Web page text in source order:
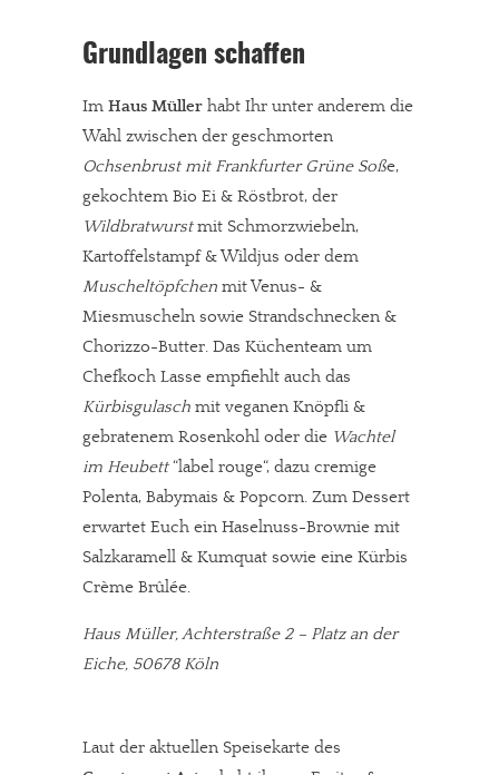
Grundlagen schaffen
Im Haus Müller habt Ihr unter anderem die
Wahl zwischen der geschmorten
Ochsenbrust mit Frankfurter Grüne Soße,
gekochtem Bio Ei & Röstbrot, der
Wildbratwurstmit Schmorzwiebeln,
Kartoffelstampf & Wildjus oder dem
Muscheltöpfchen mit Venus- &
Miesmuscheln sowie Strandschnecken &
Chorizzo-Butter. Das Küchenteam um
Chefkoch Lasse empfiehlt auch das
Kürbisgulasch mit veganen Knöpfli &
gebratenem Rosenkohl oder die Wachtel
im Heubett“label rouge“, dazu cremige
Polenta, Babymais & Popcorn. Zum Dessert
erwartet Euch ein Haselnuss-Brownie mit
Salzkaramell & Kumquat sowie eine Kürbis
Crème Brûlée.
Haus Müller, Achterstraße 2 – Platz an der
Eiche, 50678 Köln
Laut der aktuellen Speisekarte des